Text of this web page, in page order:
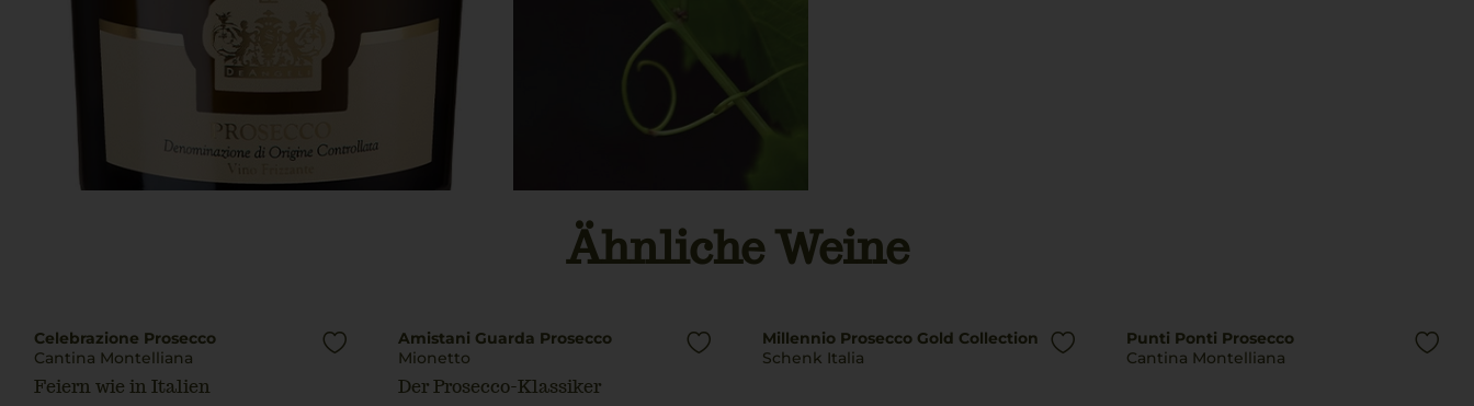
Ähnliche Weine
Celebrazione Prosecco
Cantina Montelliana
Feiern wie in Italien
Amistani Guarda Prosecco
Mionetto
Der Prosecco-Klassiker
Millennio Prosecco Gold Collection
Schenk Italia
Punti Ponti Prosecco
Cantina Montelliana